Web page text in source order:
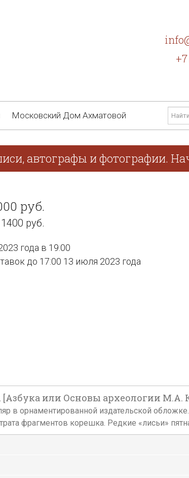
Московский Дом Ахматовой
автографы и фотографии.
руб.
руб.
года в 19:00
до 17:00 13 июля 2023 года
или Основы археологии М.А.
в орнаментированной издательской
фрагментов корешка. Редкие «лисьи»